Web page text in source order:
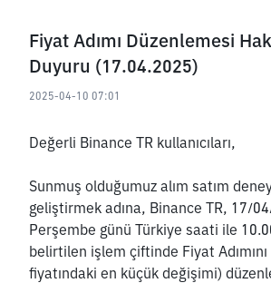
Fiyat Adımı Düzenlemesi
Duyuru (17.04.2025)
2025-04-10 07:01
Değerli Binance TR kullanıcıları,
Sunmuş olduğumuz alım satım
geliştirmek adına, Binance TR, 17/
Perşembe günü Türkiye saati ile
belirtilen işlem çiftinde Fiyat
fiyatındaki en küçük değişimi)